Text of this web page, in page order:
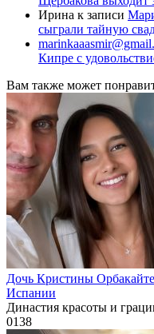
Ирина к записи
сыграли тайную
Кипре с
Вам также может
Дочь Кристины
Испании
Династия красоты и
0138